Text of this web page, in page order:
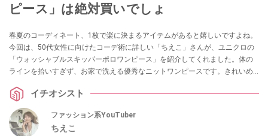
ピース」は絶対買いでしょ
春夏のコーディネート、1枚で楽に決まるアイテムがあると嬉しいですよね。
今回は、50代女性に向けたコーデ術に詳しい「ちえこ」さんが、ユニクロの
「ウォッシャブルスキッパーポロワンピース」を紹介してくれました。体の
ラインを拾いすぎず、お家で洗える優秀なニットワンピースです。きれいめ
は必見です！イチオシスト
ファッション系YouTuber
ちえこ